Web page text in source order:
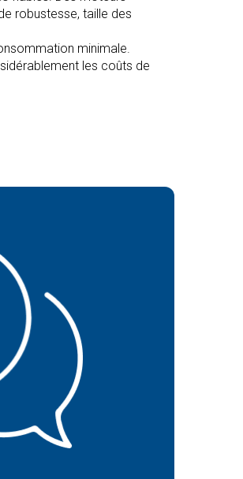
robustesse, taille des
minimale.
les coûts de